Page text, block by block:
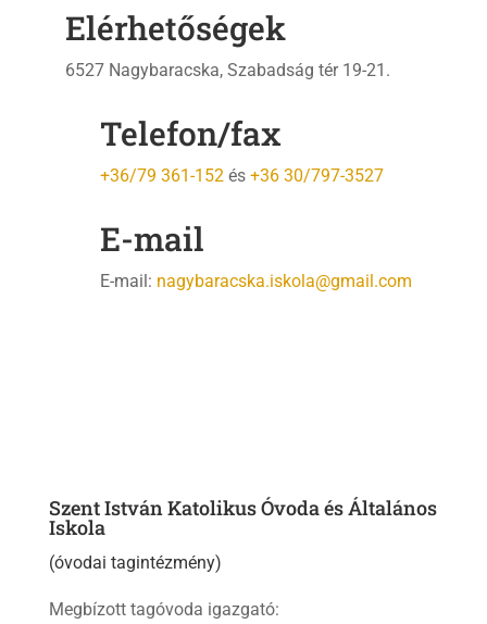
Elérhetőségek
6527 Nagybaracska, Szabadság tér 19-21.
Telefon/fax
+36/79 361-152és +36 30/797-3527
E-mail
E-mail: nagybaracska.iskola@gmail.com
Szent István Katolikus Óvoda és Általános
Iskola
(óvodai tagintézmény)
Megbízott tagóvoda igazgató: